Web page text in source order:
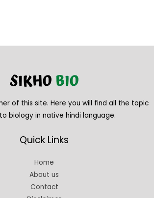
of this site. Here you will find all the topic
biology in native hindi language.
Quick Links
Home
About us
Contact